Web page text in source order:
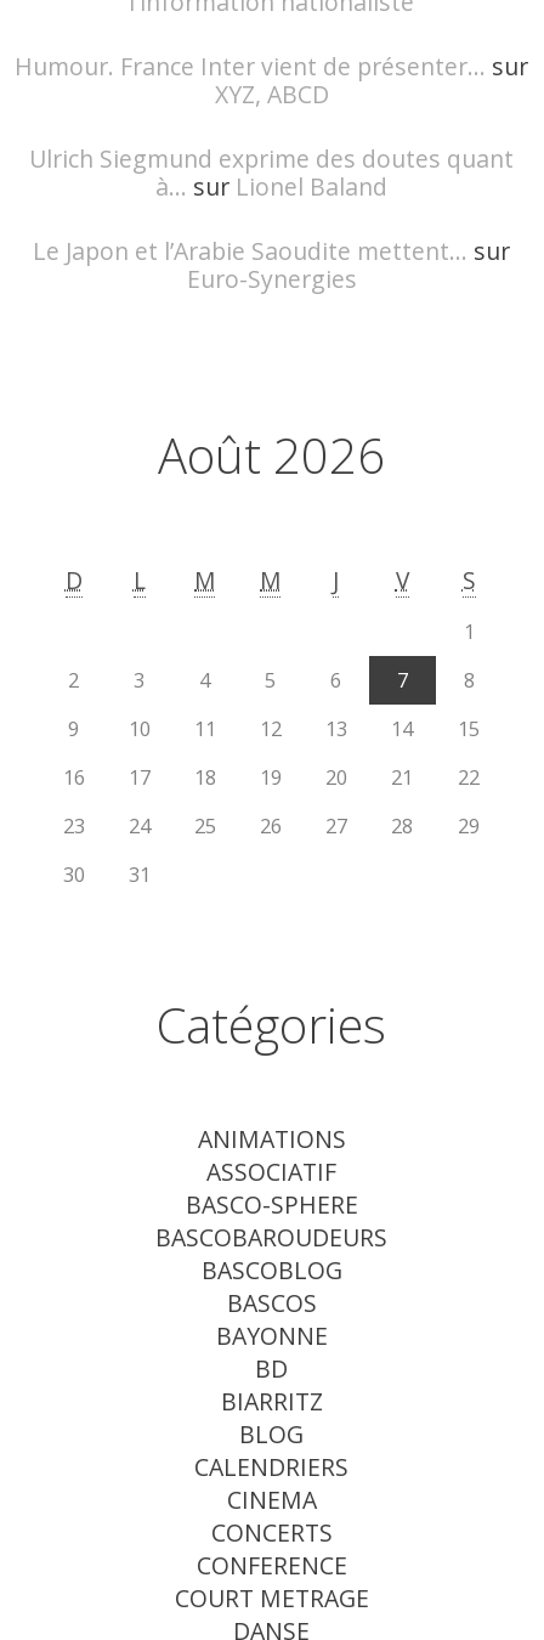
Humour. France Inter vient de présenter... sur
XYZ, ABCD
Ulrich Siegmund exprime des doutes quant
à... sur Lionel Baland
Le Japon et l’Arabie Saoudite mettent... sur
Euro-Synergies
Août 2026
D L M M J V S
1
2
3 4 5 6 7
8
9
10 11 12 13 14
15
16
17 18 19 20 21
22
23
24 25 26 27 28
29
30
31
Catégories
ANIMATIONS
ASSOCIATIF
BASCO-SPHERE
BASCOBAROUDEURS
BASCOBLOG
BASCOS
BAYONNE
BD
BIARRITZ
BLOG
CALENDRIERS
CINEMA
CONCERTS
CONFERENCE
COURT METRAGE
DANSE